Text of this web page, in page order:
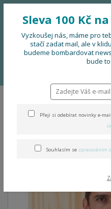
Folklorní
Sleva 100 Kč
Vyzkoušej nás, máme pro
stačí zadat mail, ale v
budeme bombardovat
bude
Přeji si odebírat novinky e-
Souhlasím se zpracováním